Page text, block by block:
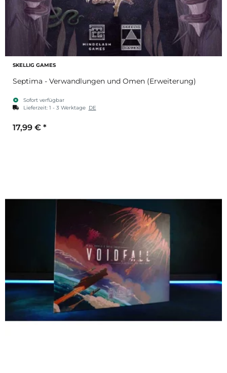
SKELLIG GAMES
Septima - Verwandlungen und Omen (Erweiterung)
Sofort verfügbar
Lieferzeit: 1 - 3 Werktage DE
17,99 € *